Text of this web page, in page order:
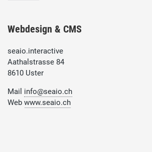
Webdesign & CMS
seaio.interactive
Aathalstrasse 84
8610 Uster
Mail info@seaio.ch
Web www.seaio.ch